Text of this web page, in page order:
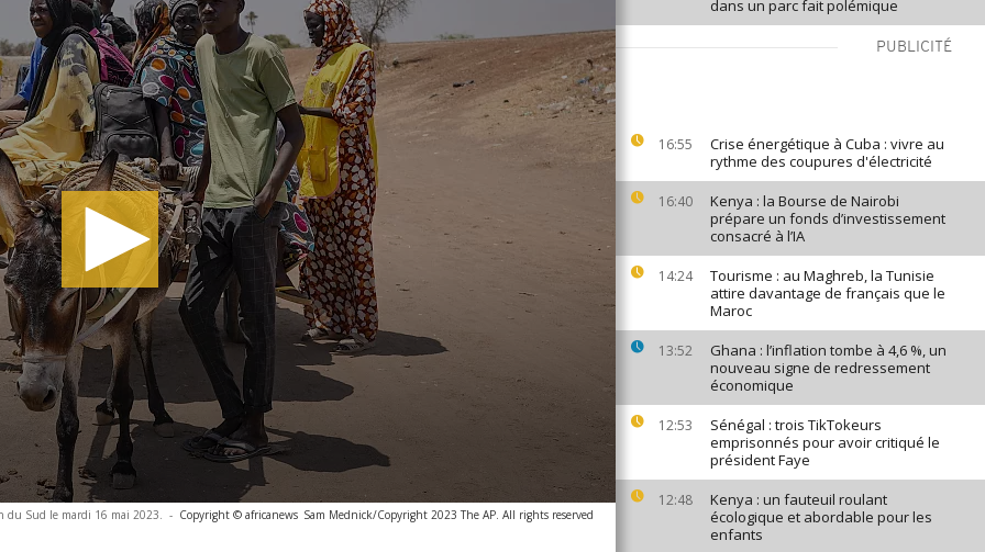
dans un parc fait polémique
PUBLICITÉ
16:55
Crise énergétique à Cuba : vivre au
rythme des coupures d'électricité
16:40
Kenya : la Bourse de Nairobi
prépare un fonds d’investissement
consacré à l’IA
14:24
Tourisme : au Maghreb, la Tunisie
attire davantage de français que le
Maroc
13:52
Ghana : l’inflation tombe à 4,6 %, un
nouveau signe de redressement
économique
12:53
Sénégal : trois TikTokeurs
emprisonnés pour avoir critiqué le
président Faye
12:48
Kenya : un fauteuil roulant
écologique et abordable pour les
enfants
du Sud le mardi 16 mai 2023. - Copyright © africanews Sam Mednick/Copyright 2023 The AP. All rights reserved